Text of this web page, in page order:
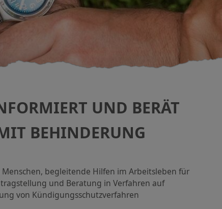
UND BERÄT
BEHINDERUNG
begleitende Hilfen im Arbeitsleben für
und Beratung in Verfahren auf
von Kündigungsschutzverfahren